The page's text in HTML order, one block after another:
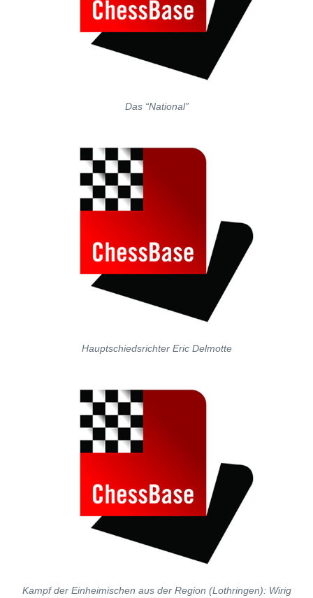
Das “National”
Hauptschiedsrichter Eric Delmotte
Kampf der Einheimischen aus der Region (Lothringen): Wirig